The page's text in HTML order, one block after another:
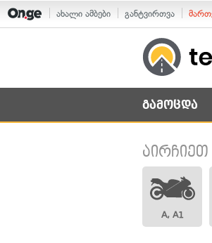
ახალი ამბები განტვირთვა
გამოცდა
A, A1